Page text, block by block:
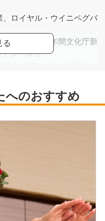
、ロイヤル・ウイニペグバ
動した後、2年間文化庁新
ダへ戻る